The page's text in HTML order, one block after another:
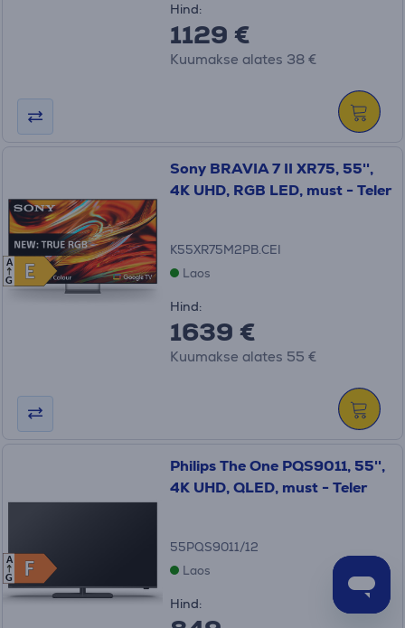
Hind:
1129 €
Kuumakse alates 38 €
E
E
A
G
Sony BRAVIA 7 II XR75, 55'',
4K UHD, RGB LED, must - Teler
K55XR75M2PB.CEI
Laos
Hind:
1639 €
Kuumakse alates 55 €
F
F
A
G
Philips The One PQS9011, 55'',
4K UHD, QLED, must - Teler
55PQS9011/12
Laos
Hind: